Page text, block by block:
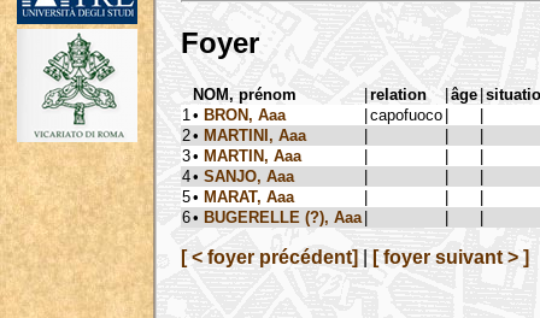
Foyer
NOM, prénom |relation |âge |
1 • BRON, Aaa |capofuoco |
|
2• MARTINI, Aaa | |
|
3• MARTIN, Aaa | |
|
4• SANJO, Aaa | |
|
5• MARAT, Aaa | |
|
6• BUGERELLE (?), Aaa | | |
[ < foyer précédent] [ foyer suivant > ]